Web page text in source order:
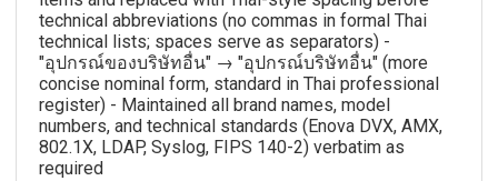
technical abbreviations (no commas in formal Thai
technical lists; spaces serve as separators) -
"อุปกรณ์ของบริษัทอื่น" → "อุปกรณ์บริษัทอื่น" (more
concise nominal form, standard in Thai professional
register) - Maintained all brand names, model
numbers, and technical standards (Enova DVX, AMX,
802.1X, LDAP, Syslog, FIPS 140-2) verbatim as
required